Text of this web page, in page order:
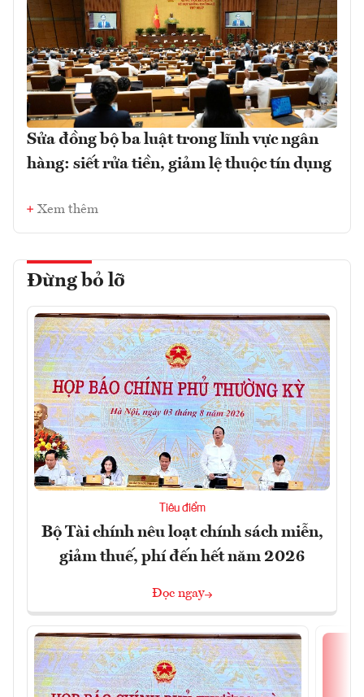
Sửa đồng bộ ba luật trong lĩnh vực ngân
hàng: siết rửa tiền, giảm lệ thuộc tín dụng
Xem thêm
Đừng bỏ lỡ
Tiêu điểm
Bộ Tài chính nêu loạt chính sách miễn,
giảm thuế, phí đến hết năm 2026
Đọc ngay